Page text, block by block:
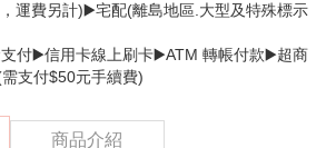
運費另計)▶️宅配(離島地區.大型及特殊標示
付▶️信用卡線上刷卡▶️ATM 轉帳付款▶️超商
支付$50元手續費)
商品介紹